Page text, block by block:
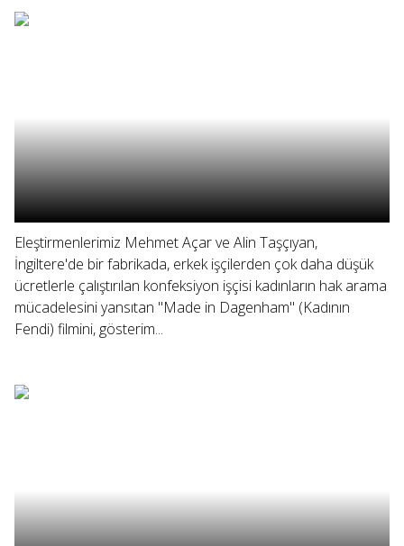
Eleştirmenlerimiz Mehmet Açar ve Alin Taşçıyan,
İngiltere'de bir fabrikada, erkek işçilerden çok daha düşük
ücretlerle çalıştırılan konfeksiyon işçisi kadınların hak arama
mücadelesini yansıtan "Made in Dagenham" (Kadının
Fendi) filmini, gösterim...